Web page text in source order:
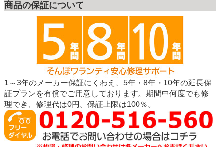
商品の保証について
1～3年のメーカー保証にくわえ、5年・8年・10年の延長保
証プランを有償でご用意しております。期間中何度でも修
理でき、修理代は0円。保証上限は100％。